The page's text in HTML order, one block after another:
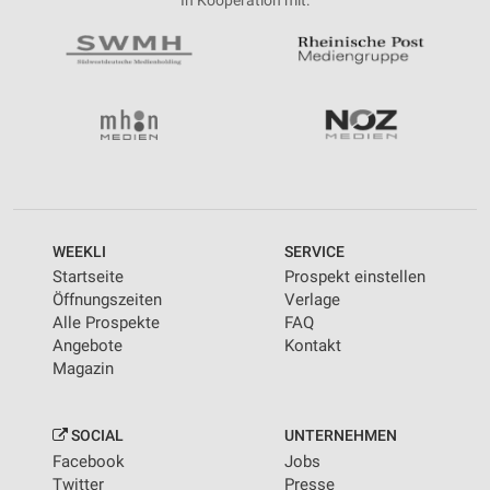
WEEKLI
Startseite
Öffnungszeiten
Alle Prospekte
Angebote
Magazin
SERVICE
Prospekt einstellen
Verlage
FAQ
Kontakt
SOCIAL
Facebook
Twitter
UNTERNEHMEN
Jobs
Presse
Verwendung genauer Standortdaten
Informationen identifizieren
Funktional
Werbung